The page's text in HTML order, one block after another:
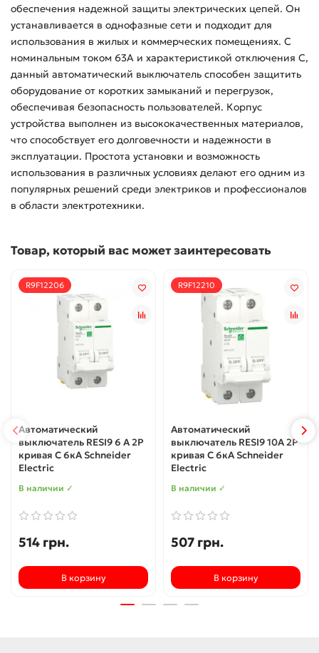
обеспечения надежной защиты электрических цепей. Он
устанавливается в однофазные сети и подходит для
использования в жилых и коммерческих помещениях. С
номинальным током 63А и характеристикой отключения C,
данный автоматический выключатель способен защитить
оборудование от коротких замыканий и перегрузок,
обеспечивая безопасность пользователей. Корпус
устройства выполнен из высококачественных материалов,
что способствует его долговечности и надежности в
эксплуатации. Простота установки и возможность
использования в различных условиях делают его одним из
популярных решений среди электриков и профессионалов
в области электротехники.
Товар, который вас может заинтересовать
R9F12206
Автоматический
выключатель RESI9 6 А 2P
кривая С 6кА Schneider
Electric
В наличии ✓
514 грн.
В корзину
R9F12210
Автоматический
выключатель RESI9 10А 2P
кривая С 6кА Schneider
Electric
В наличии ✓
507 грн.
В корзину